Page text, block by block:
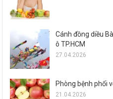
Cánh đồng diều
ô TP.HCM
27.04.2026
Phòng bệnh phổi
21.04.2026